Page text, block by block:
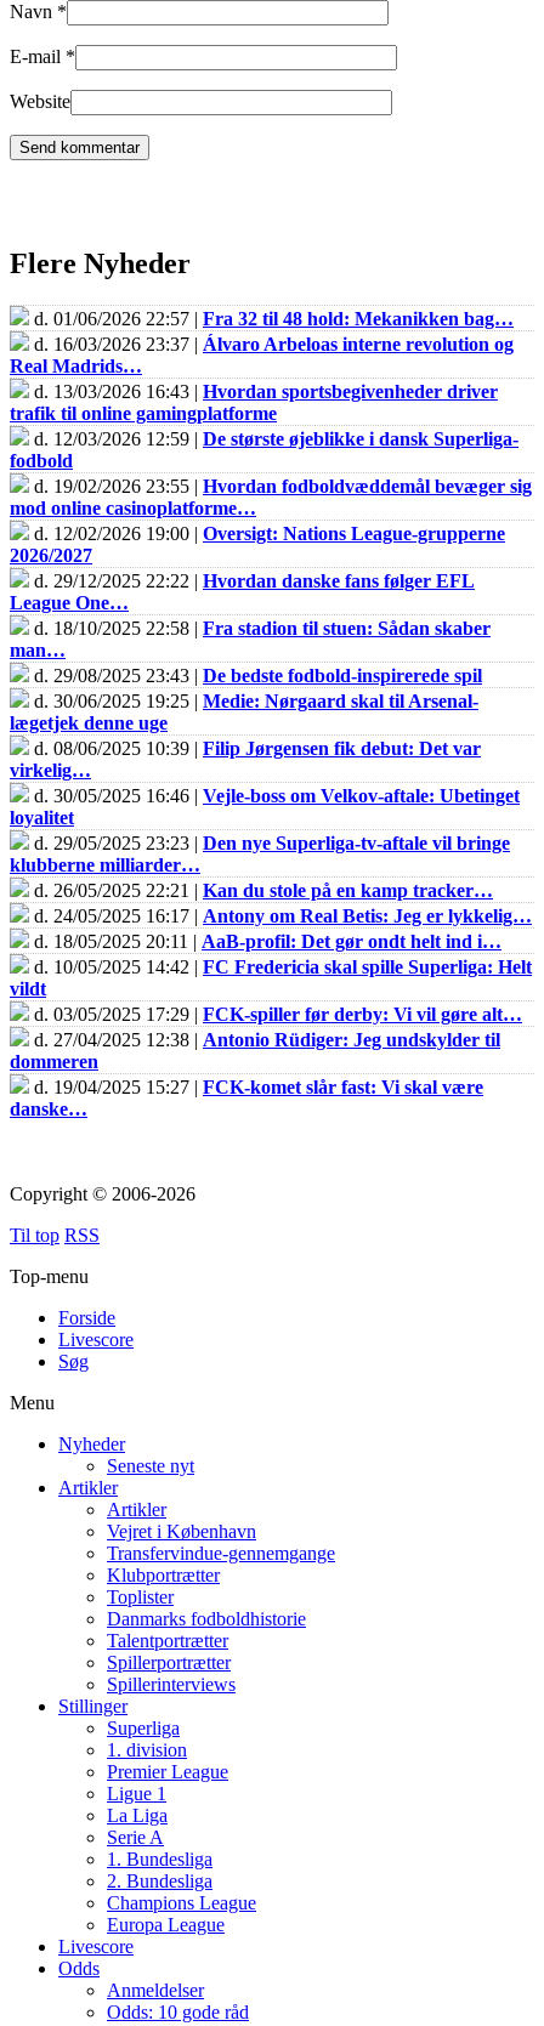
Navn *
E-mail *
Website
Flere Nyheder
d. 01/06/2026 22:57 | Fra 32 til 48 hold: Mekanikken bag…
d. 16/03/2026 23:37 | Álvaro Arbeloas interne revolution og
Real Madrids…
d. 13/03/2026 16:43 | Hvordan sportsbegivenheder driver
trafik til online gamingplatforme
d. 12/03/2026 12:59 | De største øjeblikke i dansk Superliga-
fodbold
d. 19/02/2026 23:55 | Hvordan fodboldvæddemål bevæger sig
mod online casinoplatforme…
d. 12/02/2026 19:00 | Oversigt: Nations League-grupperne
2026/2027
d. 29/12/2025 22:22 | Hvordan danske fans følger EFL
League One…
d. 18/10/2025 22:58 | Fra stadion til stuen: Sådan skaber
man…
d. 29/08/2025 23:43 | De bedste fodbold-inspirerede spil
d. 30/06/2025 19:25 | Medie: Nørgaard skal til Arsenal-
lægetjek denne uge
d. 08/06/2025 10:39 | Filip Jørgensen fik debut: Det var
virkelig…
d. 30/05/2025 16:46 | Vejle-boss om Velkov-aftale: Ubetinget
loyalitet
d. 29/05/2025 23:23 | Den nye Superliga-tv-aftale vil bringe
klubberne milliarder…
d. 26/05/2025 22:21 | Kan du stole på en kamp tracker…
d. 24/05/2025 16:17 | Antony om Real Betis: Jeg er lykkelig…
d. 18/05/2025 20:11 | AaB-profil: Det gør ondt helt ind i…
d. 10/05/2025 14:42 | FC Fredericia skal spille Superliga: Helt
vildt
d. 03/05/2025 17:29 | FCK-spiller før derby: Vi vil gøre alt…
d. 27/04/2025 12:38 | Antonio Rüdiger: Jeg undskylder til
dommeren
d. 19/04/2025 15:27 | FCK-komet slår fast: Vi skal være
danske…
Copyright © 2006-2026
Til top RSS
Top-menu
Forside
Livescore
Søg
Menu
Nyheder
Seneste nyt
Artikler
Artikler
Vejret i København
Transfervindue-gennemgange
Klubportrætter
Toplister
Danmarks fodboldhistorie
Talentportrætter
Spillerportrætter
Spillerinterviews
Stillinger
Superliga
1. division
Premier League
Ligue 1
La Liga
Serie A
1. Bundesliga
2. Bundesliga
Champions League
Europa League
Livescore
Odds
Anmeldelser
Odds: 10 gode råd